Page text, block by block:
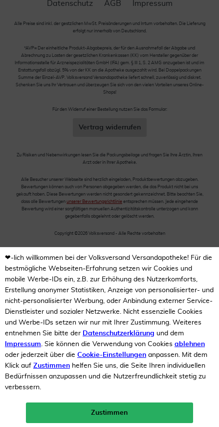
10%
Neukunden-Rabatt ab 49€!
mehr erfahren >
Datenschutz AGB Impressum
Alle Preise sind inkl. der gestzlichen MwSt. Preisänderungen und Irrtum vorbehalten. Die Lieferung
erfolgt nur innerhalb von Deutschland.
*AVP= Der einheitliche Produkt-Abgabepreis, der für den Ausnahmefall der Abgabe und
Abrechnung zu Lasten der gesetzlichen Krankenkassen (KK) vom Hersteller gegenüber der
Informationsstelle für Arzneispezialitäten GmbH (IFA) gem. § III 1, S. 2 AMG anzugeben ist und im
Erstattungsfall abzügl. 5% von der KK an die Apotheke ausgezahlt wird. Bei Doppelpackungen
Summe der Einzel-AVP. Volksversand Versandapotheke liefert schnell, zuverlässig und diskret.
Schenken Sie uns Ihr Vertrauen und überzeugen Sie sich von den vielen Vorteilen unseres Online-
Shops!
Für den Widerruf einer Bestellung nutzen Sie das Formular:
Vertrag widerrufen
Zu Risiken und Nebenwirkungen lesen Sie die Packungsbeilage und fragen Sie Ihre Ärztin, Ihren
Arzt oder in Ihrer Apotheke.
Alle Besucher unserer Webseite sind herzlich eingeladen, Produktbewertungen abzugeben.
Bewertungen können auch von Personen abgegeben werden, die das Produkt nicht bei uns
gekauft haben. Diese Bewertungen werden nicht gesondert gekennzeichnet. Bitte beachten Sie,
dass alle Bewertungen unserer Bewertungsrichtlinie entsprechen müssen. Jede eingehende
Bewertung wird einer sorgfältigen manuellen Authentizitätskontrolle unterzogen und kann
gegebenfalls abgelehnt oder gelöscht werden.
Copyright ©2026 Volksversand - Alle Rechte vorbehalten
❤-lich willkommen bei der Volksversand Versandapotheke! Für die
bestmögliche Webseiten-Erfahrung setzen wir Cookies und
mobile Werbe-IDs ein, z.B. zur Erhöhung des Nutzerkomforts,
Erstellung anonymer Statistiken, Anzeige von personalisierter- und
nicht-personalisierter Werbung, oder Anbindung externer Service-
Dienstleister und sozialer Netzwerke. Nicht essenzielle Cookies
und Werbe-IDs setzen wir nur mit Ihrer Zustimmung. Weiteres
entnehmen Sie bitte der Datenschutzerklärung und dem
Impressum. Sie können die Verwendung von Cookies ablehnen
oder jederzeit über die Cookie-Einstellungen anpassen. Mit dem
Klick auf Zustimmen helfen Sie uns, die Seite Ihren individuellen
Bedürfnissen anzupassen und die Nutzerfreundlichkeit stetig zu
verbessern.
Zustimmen